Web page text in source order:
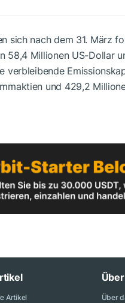
sich nach dem 31. März
58,4 Millionen US-Dollar
verbleibende
und 429,2
Artikel Über